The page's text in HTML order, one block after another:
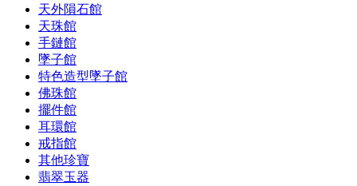
天外隕石館
天珠館
手鏈館
墜子館
特色造型墜子館
佛珠館
擺件館
耳環館
戒指館
其他珍寶
翡翠玉器